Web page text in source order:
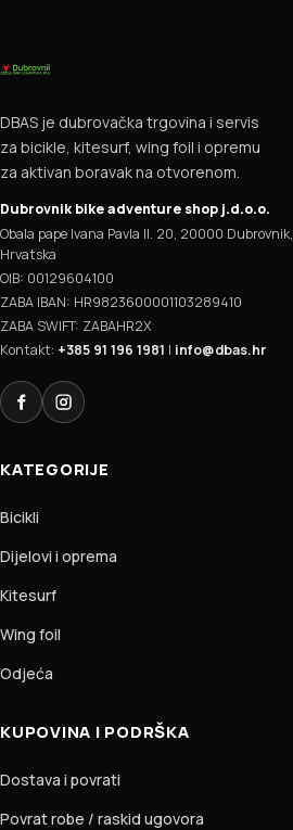
DBAS je dubrovačka trgovina i servis
za bicikle, kitesurf, wing foil i opremu
za aktivan boravak na otvorenom.
Dubrovnik bike adventure shop j.d.o.o.
Obala pape Ivana Pavla II. 20, 20000 Dubrovnik,
Hrvatska
OIB: 00129604100
ZABA IBAN: HR9823600001103289410
ZABA SWIFT: ZABAHR2X
Kontakt: +385 91 196 1981 | info@dbas.hr
FacebookInstagram
KATEGORIJE
Bicikli
Dijelovi i oprema
Kitesurf
Wing foil
Odjeća
KUPOVINA I PODRŠKA
Dostava i povrati
Povrat robe / raskid ugovora